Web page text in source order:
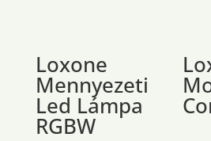
Loxone
Mennyezeti
Led Lámpa
RGBW